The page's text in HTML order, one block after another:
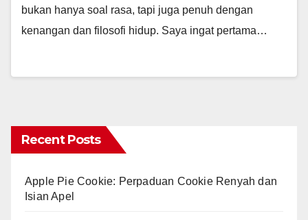
bukan hanya soal rasa, tapi juga penuh dengan
kenangan dan filosofi hidup. Saya ingat pertama…
Recent Posts
Apple Pie Cookie: Perpaduan Cookie Renyah dan
Isian Apel